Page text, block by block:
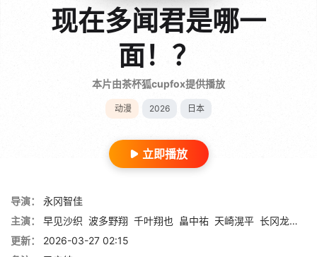
现在多闻君是哪一
面！？
本片由茶杯狐cupfox提供播放
动漫 2026 日本
立即播放
导演：
永冈智佳
主演：
早见沙织 波多野翔 千叶翔也 畠中祐 天崎滉平 长冈龙步
更新：
2026-03-27 02:15